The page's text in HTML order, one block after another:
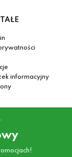
informacyjny